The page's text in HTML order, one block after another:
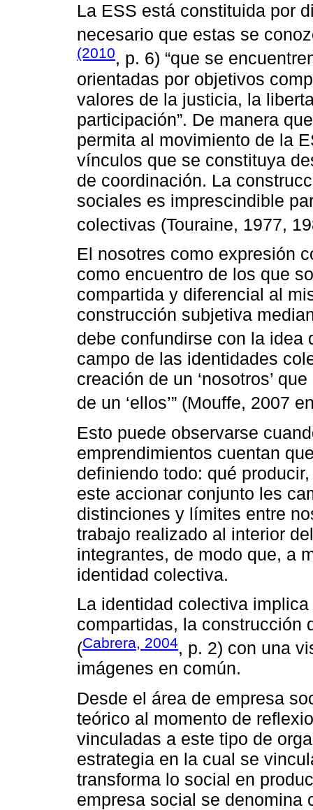
La ESS está constituida por
necesario que estas se
(2010, p. 6) “que se
orientadas por objetivos
valores de la justicia, la
participación”. De manera
permita al movimiento de la
vínculos que se constituya
de coordinación. La
sociales es imprescindible
colectivas (Touraine, 1977,
El nosotres como expresión
como encuentro de los que
compartida y diferencial al
construcción subjetiva
debe confundirse con la idea
campo de las identidades
creación de un ‘nosotros’
de un ‘ellos’” (Mouffe, 2007
Esto puede observarse
emprendimientos cuentan
definiendo todo: qué
este accionar conjunto les
distinciones y límites entre
trabajo realizado al interior
integrantes, de modo que, a
identidad colectiva.
La identidad colectiva
compartidas, la construcción
(Cabrera, 2004, p. 2) con una
imágenes en común.
Desde el área de empresa
teórico al momento de
vinculadas a este tipo de
estrategia en la cual se
transforma lo social en
empresa social se denomina